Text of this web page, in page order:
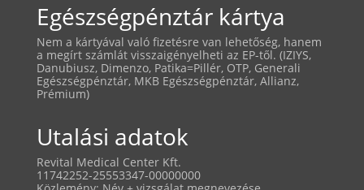
Egészségpénztár kártya
Nem a kártyával való fizetésre van lehetőség, hanem
a megírt számlát visszaigényelheti az EP-től. (IZIYS,
Danubiusz, Dimenzo, Patika=Pillér, OTP, Generali
Egészségpénztár, MKB Egészségpénztár, Allianz,
Prémium)
Utalási adatok
Revital Medical Center Kft.
11742252-25553347-00000000